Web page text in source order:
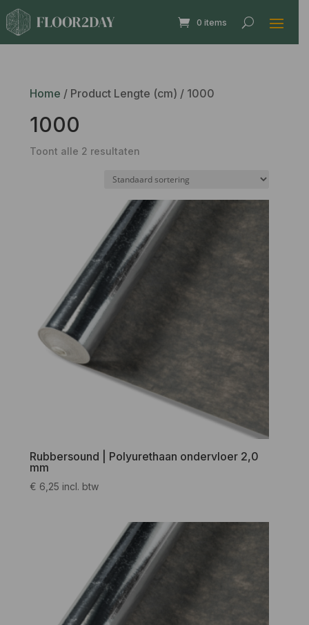
0 items
Home / Product Lengte (cm) / 1000
1000
Toont alle 2 resultaten
Rubbersound | Polyurethaan ondervloer 2,0
mm
€ 6,25 incl. btw